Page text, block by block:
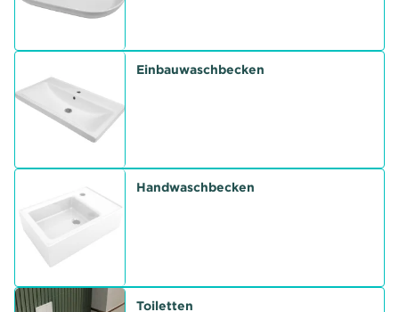
Einbauwaschbecken
Handwaschbecken
Toiletten